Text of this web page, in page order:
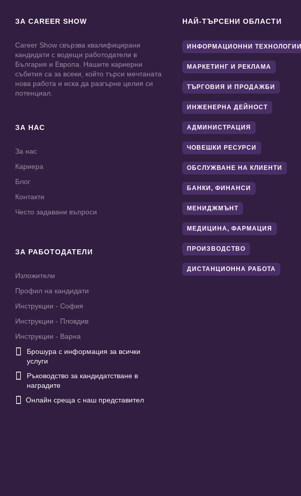
ЗА CAREER SHOW
Career Show свързва квалифицирани
кандидати с водещи работодатели в
България и Европа. Нашите кариерни
събития са за всеки, който търси мечтаната
нова работа и иска да разгърне целия си
потенциал.
ЗА НАС
За нас
Кариера
Блог
Контакти
Често задавани въпроси
ЗА РАБОТОДАТЕЛИ
Изложители
Профил на кандидати
Инструкции - София
Инструкции - Пловдив
Инструкции - Варна

Брошура с информация за всички
услуги

Ръководство за кандидатстване в
наградите
 Онлайн среща с наш представител
НАЙ-ТЪРСЕНИ ОБЛАСТИ
ИНФОРМАЦИОННИ ТЕХНОЛОГИИ
МАРКЕТИНГ И РЕКЛАМА
ТЪРГОВИЯ И ПРОДАЖБИ
ИНЖЕНЕРНА ДЕЙНОСТ
АДМИНИСТРАЦИЯ
ЧОВЕШКИ РЕСУРСИ
ОБСЛУЖВАНЕ НА КЛИЕНТИ
БАНКИ, ФИНАНСИ
МЕНИДЖМЪНТ
МЕДИЦИНА, ФАРМАЦИЯ
ПРОИЗВОДСТВО
ДИСТАНЦИОННА РАБОТА